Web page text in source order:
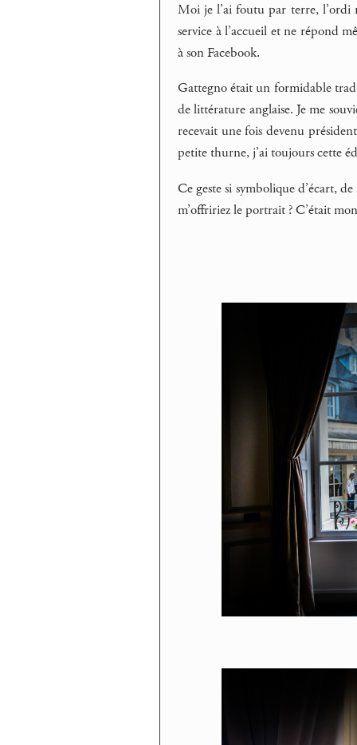
Moi je l’ai foutu par terre, l’ordi
service à l’accueil et ne répond
à son Facebook.
Gattegno était un formidable
de littérature anglaise. Je me
recevait une fois devenu
petite thurne, j’ai toujours cette
Ce geste si symbolique d’écart,
m’offririez le portrait ? C’était